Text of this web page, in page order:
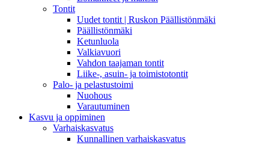
Tontit
Uudet tontit | Ruskon Päällistönmäki
Päällistönmäki
Ketunluola
Valkiavuori
Vahdon taajaman tontit
Liike-, asuin- ja toimistotontit
Palo- ja pelastustoimi
Nuohous
Varautuminen
Kasvu ja oppiminen
Varhaiskasvatus
Kunnallinen varhaiskasvatus